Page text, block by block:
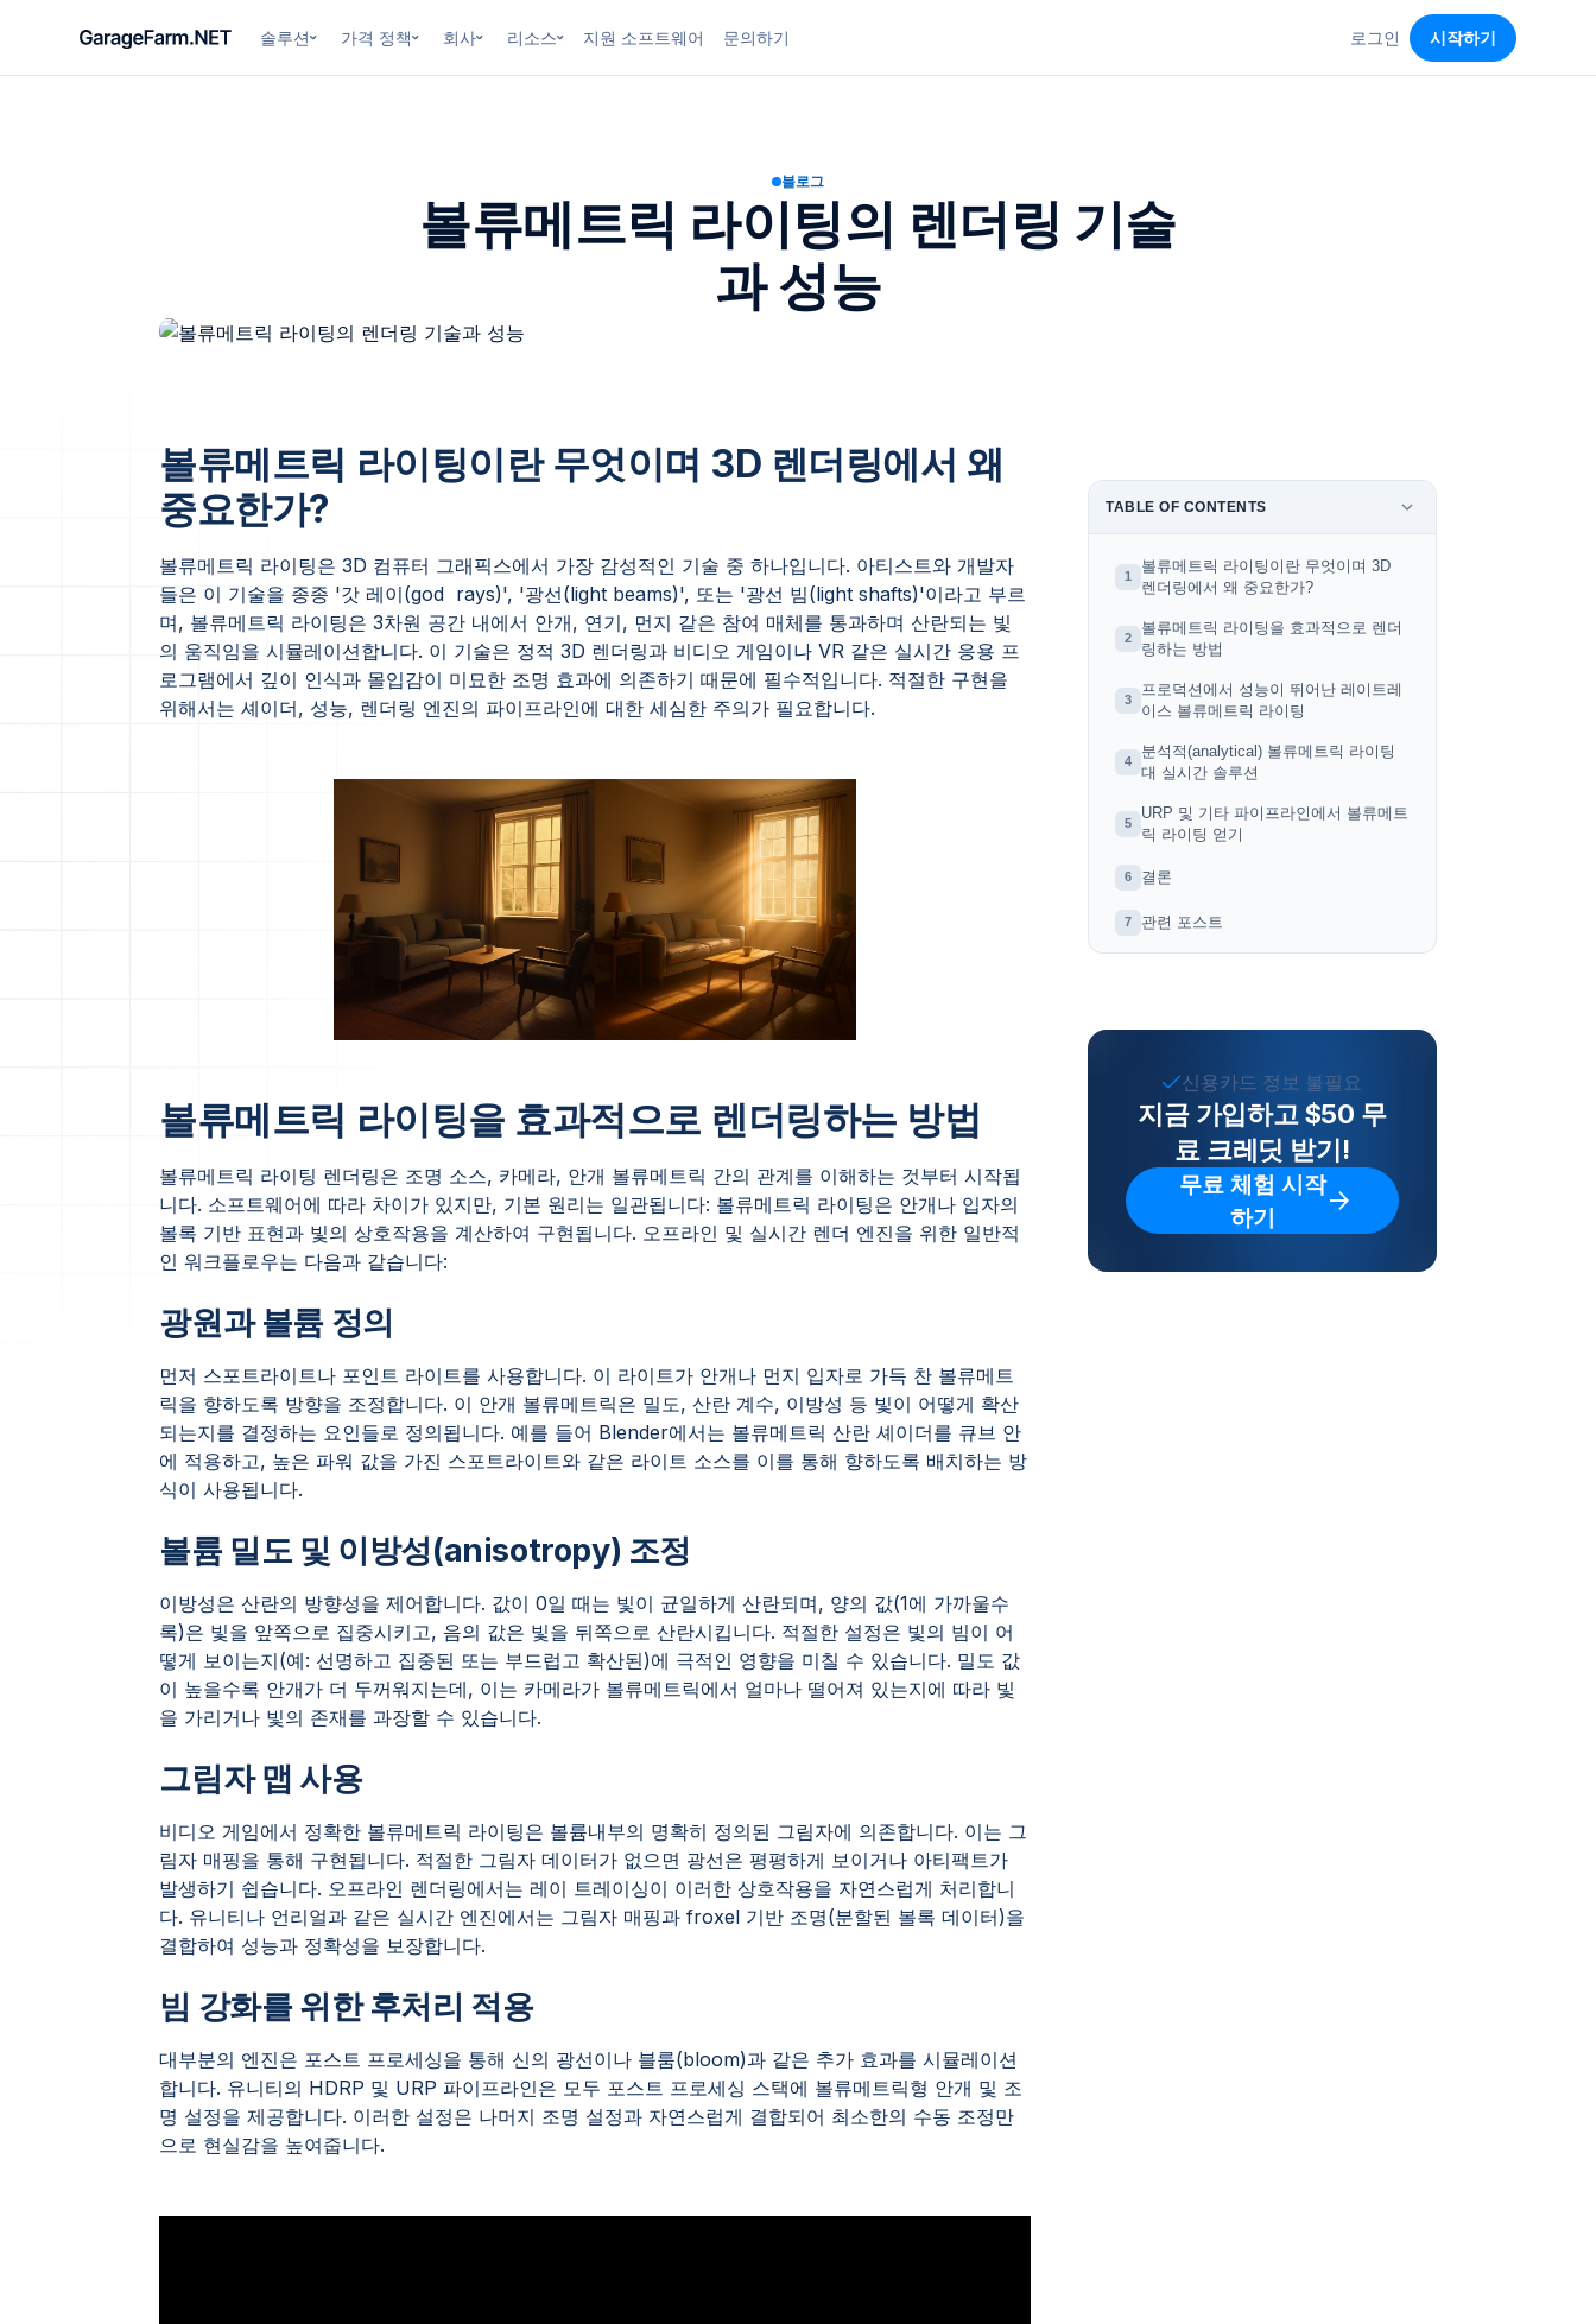
솔루션 가격 정책 회사 리소스 지원 소프트웨어 문의하기 로그인 시작하기
블로그
볼류메트릭 라이팅의 렌더링 기술
과 성능
볼류메트릭 라이팅이란 무엇이며 3D 렌더링에서 왜
중요한가?
볼류메트릭 라이팅은 3D 컴퓨터 그래픽스에서 가장 감성적인 기술 중 하나입니다. 아티스트와 개발자
들은 이 기술을 종종 '갓 레이(god rays)', '광선(light beams)', 또는 '광선 빔(light shafts)'이라고 부르
며, 볼류메트릭 라이팅은 3차원 공간 내에서 안개, 연기, 먼지 같은 참여 매체를 통과하며 산란되는 빛
의 움직임을 시뮬레이션합니다. 이 기술은 정적 3D 렌더링과 비디오 게임이나 VR 같은 실시간 응용 프
로그램에서 깊이 인식과 몰입감이 미묘한 조명 효과에 의존하기 때문에 필수적입니다. 적절한 구현을
위해서는 셰이더, 성능, 렌더링 엔진의 파이프라인에 대한 세심한 주의가 필요합니다.
볼류메트릭 라이팅을 효과적으로 렌더링하는 방법
볼류메트릭 라이팅 렌더링은 조명 소스, 카메라, 안개 볼류메트릭 간의 관계를 이해하는 것부터 시작됩
니다. 소프트웨어에 따라 차이가 있지만, 기본 원리는 일관됩니다: 볼류메트릭 라이팅은 안개나 입자의
볼록 기반 표현과 빛의 상호작용을 계산하여 구현됩니다. 오프라인 및 실시간 렌더 엔진을 위한 일반적
인 워크플로우는 다음과 같습니다:
광원과 볼륨 정의
먼저 스포트라이트나 포인트 라이트를 사용합니다. 이 라이트가 안개나 먼지 입자로 가득 찬 볼류메트
릭을 향하도록 방향을 조정합니다. 이 안개 볼류메트릭은 밀도, 산란 계수, 이방성 등 빛이 어떻게 확산
되는지를 결정하는 요인들로 정의됩니다. 예를 들어 Blender에서는 볼류메트릭 산란 셰이더를 큐브 안
에 적용하고, 높은 파워 값을 가진 스포트라이트와 같은 라이트 소스를 이를 통해 향하도록 배치하는 방
식이 사용됩니다.
볼륨 밀도 및 이방성(anisotropy) 조정
이방성은 산란의 방향성을 제어합니다. 값이 0일 때는 빛이 균일하게 산란되며, 양의 값(1에 가까울수
록)은 빛을 앞쪽으로 집중시키고, 음의 값은 빛을 뒤쪽으로 산란시킵니다. 적절한 설정은 빛의 빔이 어
떻게 보이는지(예: 선명하고 집중된 또는 부드럽고 확산된)에 극적인 영향을 미칠 수 있습니다. 밀도 값
이 높을수록 안개가 더 두꺼워지는데, 이는 카메라가 볼류메트릭에서 얼마나 떨어져 있는지에 따라 빛
을 가리거나 빛의 존재를 과장할 수 있습니다.
그림자 맵 사용
비디오 게임에서 정확한 볼류메트릭 라이팅은 볼륨내부의 명확히 정의된 그림자에 의존합니다. 이는 그
림자 매핑을 통해 구현됩니다. 적절한 그림자 데이터가 없으면 광선은 평평하게 보이거나 아티팩트가
발생하기 쉽습니다. 오프라인 렌더링에서는 레이 트레이싱이 이러한 상호작용을 자연스럽게 처리합니
다. 유니티나 언리얼과 같은 실시간 엔진에서는 그림자 매핑과 froxel 기반 조명(분할된 볼록 데이터)을
결합하여 성능과 정확성을 보장합니다.
빔 강화를 위한 후처리 적용
대부분의 엔진은 포스트 프로세싱을 통해 신의 광선이나 블룸(bloom)과 같은 추가 효과를 시뮬레이션
합니다. 유니티의 HDRP 및 URP 파이프라인은 모두 포스트 프로세싱 스택에 볼류메트릭형 안개 및 조
명 설정을 제공합니다. 이러한 설정은 나머지 조명 설정과 자연스럽게 결합되어 최소한의 수동 조정만
으로 현실감을 높여줍니다.
TABLE OF CONTENTS
1
볼류메트릭 라이팅이란 무엇이며 3D
렌더링에서 왜 중요한가?
2
볼류메트릭 라이팅을 효과적으로 렌더
링하는 방법
3
프로덕션에서 성능이 뛰어난 레이트레
이스 볼류메트릭 라이팅
4
분석적(analytical) 볼류메트릭 라이팅
대 실시간 솔루션
5
URP 및 기타 파이프라인에서 볼류메트
릭 라이팅 얻기
6 결론
7 관련 포스트
신용카드 정보 불필요
지금 가입하고 $50 무
료 크레딧 받기!
무료 체험 시작
하기